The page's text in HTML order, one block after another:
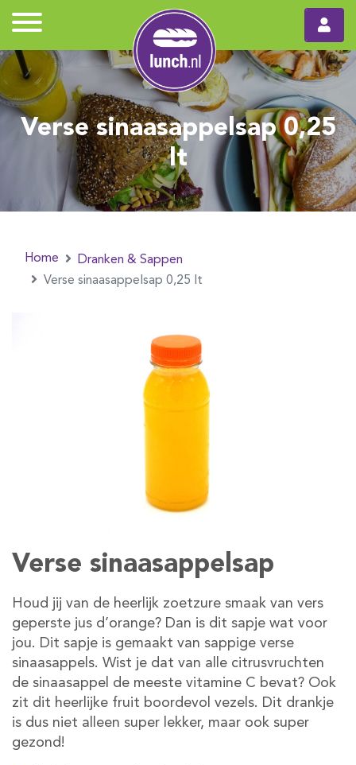
Verse sinaasappelsap 0,25
lt
Home
Dranken & Sappen
Verse sinaasappelsap 0,25 lt
Verse sinaasappelsap
Houd jij van de heerlijk zoetzure smaak van vers
geperste jus d’orange? Dan is dit sapje wat voor
jou. Dit sapje is gemaakt van sappige verse
sinaasappels. Wist je dat van alle citrusvruchten
de sinaasappel de meeste vitamine C bevat? Ook
zit dit heerlijke fruit boordevol vezels. Dit drankje
is dus niet alleen super lekker, maar ook super
gezond!